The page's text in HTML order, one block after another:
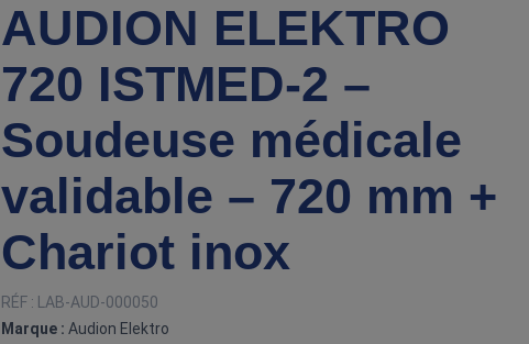
AUDION ELEKTRO
720 ISTMED‑2 –
Soudeuse médicale
validable – 720 mm +
Chariot inox
RÉF :
LAB-AUD-000050
Marque : Audion Elektro